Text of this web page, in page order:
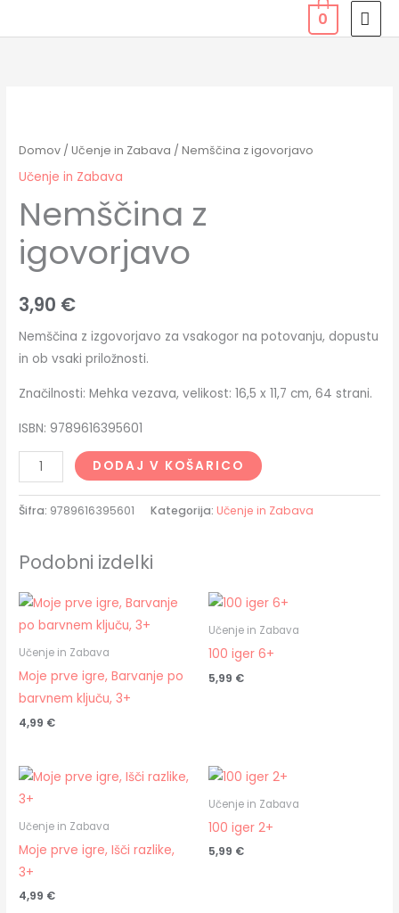
to
0
Domov /Učenje in Zabava / Nemščina z igovorjavo
Učenje in Zabava
Nemščina z
igovorjavo
3,90 €
Nemščina z izgovorjavo za vsakogor na potovanju, dopustu
in ob vsaki priložnosti.
Značilnosti: Mehka vezava, velikost: 16,5 x 11,7 cm, 64 strani.
ISBN: 9789616395601
igovorjavo
količina
DODAJ V KOŠARICO
Šifra: 9789616395601 Kategorija: Učenje in Zabava
Podobni izdelki
Učenje in Zabava
Moje prve igre, Barvanje po
barvnem ključu, 3+
4,99 €
Učenje in Zabava
100 iger 6+
5,99 €
Učenje in Zabava
Moje prve igre, Išči razlike,
3+
4,99 €
Učenje in Zabava
100 iger 2+
5,99 €